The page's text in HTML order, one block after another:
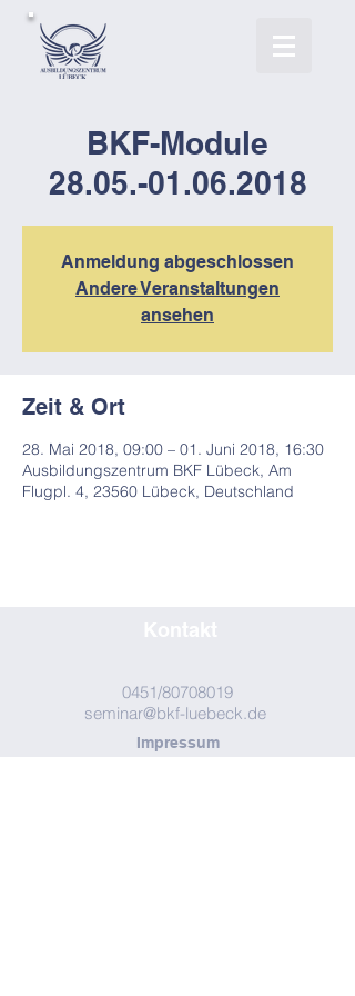
BKF-Module
28.05.-01.06.2018
Anmeldung abgeschlossen
Andere Veranstaltungen
ansehen
Zeit & Ort
28. Mai 2018, 09:00 – 01. Juni 2018, 16:30
Ausbildungszentrum BKF Lübeck, Am
Flugpl. 4, 23560 Lübeck, Deutschland
0451/80708019
seminar@bkf-luebeck.de
Impressum